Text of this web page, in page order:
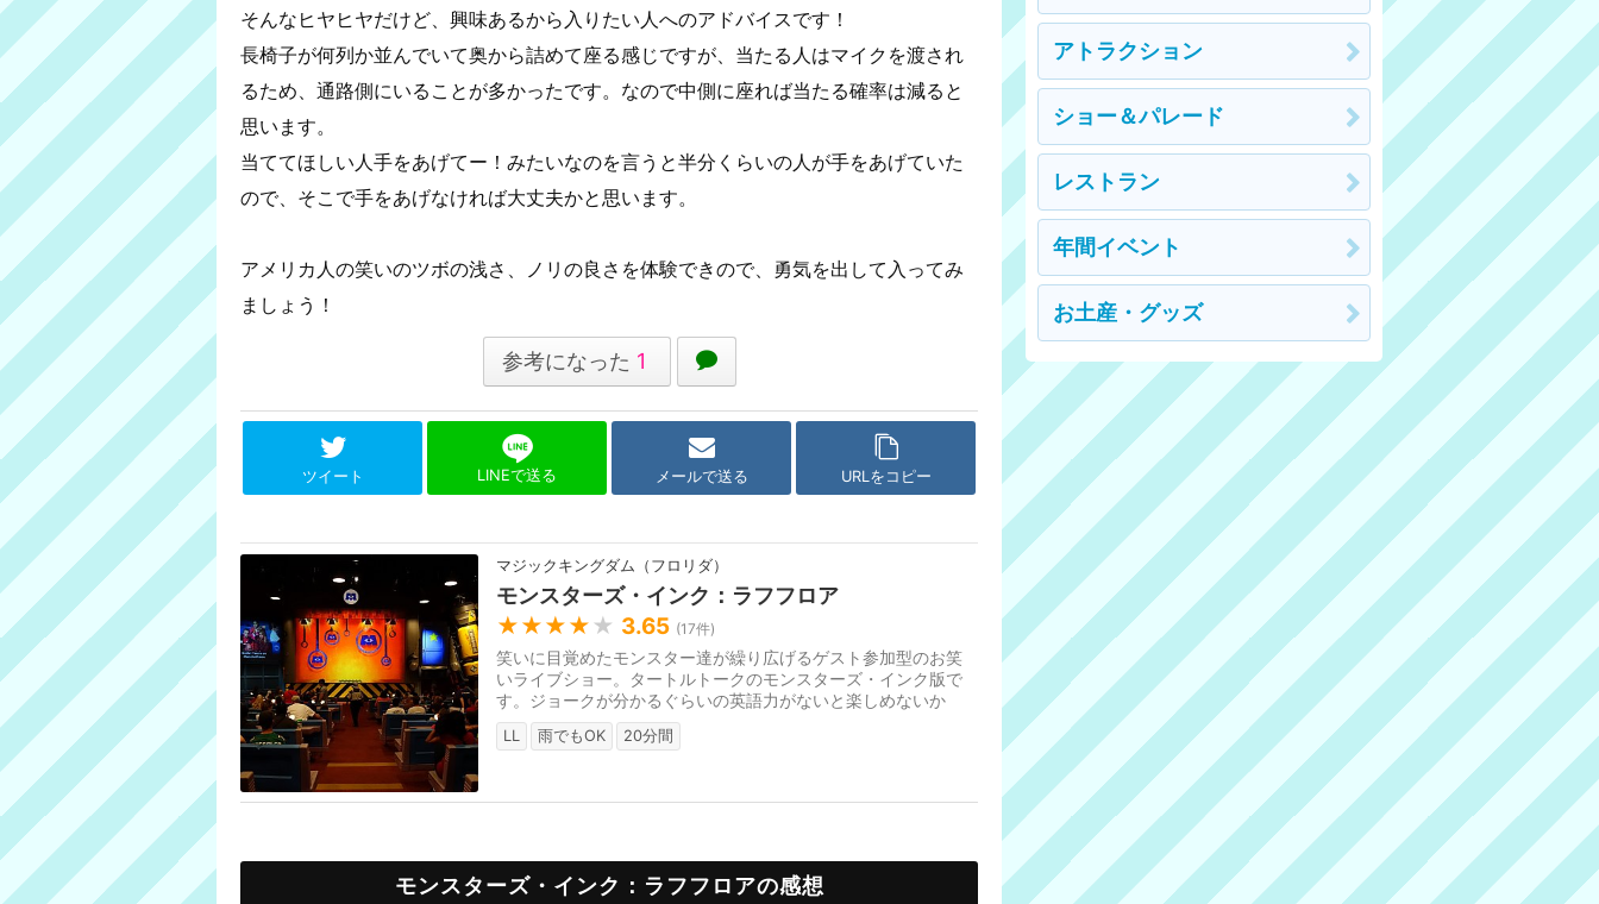
そんなヒヤヒヤだけど、興味あるから入りたい人へのアドバイスです！
長椅子が何列か並んでいて奥から詰めて座る感じですが、当たる人はマイクを渡され
るため、通路側にいることが多かったです。なので中側に座れば当たる確率は減ると
思います。
当ててほしい人手をあげてー！みたいなのを言うと半分くらいの人が手をあげていた
ので、そこで手をあげなければ大丈夫かと思います。
アメリカ人の笑いのツボの浅さ、ノリの良さを体験できので、勇気を出して入ってみ
ましょう！
参考になった 1
ツイート LINEで送る メールで送る URLをコピー
マジックキングダム（フロリダ）
モンスターズ・インク：ラフフロア
★★★★ ★ 3.65 (17件)
笑いに目覚めたモンスター達が繰り広げるゲスト参加型のお笑
いライブショー。タートルトークのモンスターズ・インク版で
す。ジョークが分かるぐらいの英語力がないと楽しめないか
も。待ち時間の目安は10～20分待ち。
LL 雨でもOK 20分間
モンスターズ・インク：ラフフロアの感想
アトラクション
ショー＆パレード
レストラン
年間イベント
お土産・グッズ